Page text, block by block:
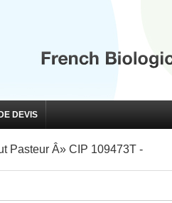
DEVIS
Pasteur Â» CIP 109473T -